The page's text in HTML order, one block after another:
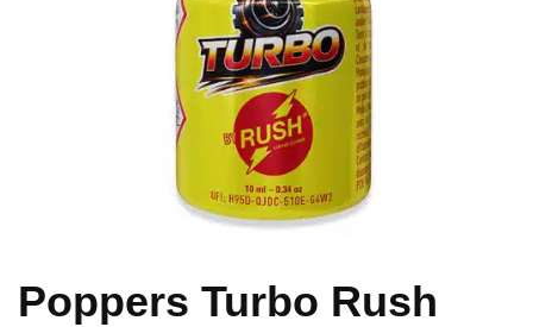
Poppers Turbo Rush